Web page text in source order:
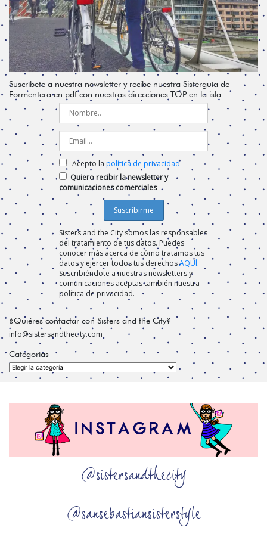
Suscríbete a nuestra newsletter y recibe nuestra Sisterguía de
Formentera en pdf con nuestras direcciones TOP en la isla
Acepto lapolítica de privacidad
Quiero recibir la newsletter y
comunicaciones comerciales
Sisters and the City somos las responsables
del tratamiento de tus datos. Puedes
conocer más acerca de cómo tratamos tus
datos y ejercer todos tus derechosAQUÍ.
Suscribiéndote a nuestras newsletters y
comunicaciones aceptas también nuestra
política de privacidad.
¿Quiéres contactar con Sisters and the City?
info@sistersandthecity.com
Categorías
Categorías
@sistersandthecity
@sansebastiansisterstyle